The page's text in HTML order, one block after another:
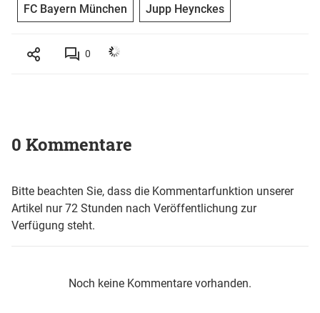
FC Bayern München Jupp Heynckes
0
0 Kommentare
Bitte beachten Sie, dass die Kommentarfunktion unserer
Artikel nur 72 Stunden nach Veröffentlichung zur
Verfügung steht.
Noch keine Kommentare vorhanden.